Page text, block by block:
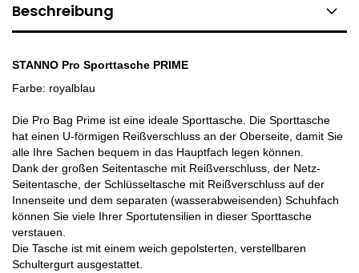
Beschreibung
STANNO Pro Sporttasche PRIME
Farbe: royalblau
Die Pro Bag Prime ist eine ideale Sporttasche. Die Sporttasche
hat einen U-förmigen Reißverschluss an der Oberseite, damit Sie
alle Ihre Sachen bequem in das Hauptfach legen können.
Dank der großen Seitentasche mit Reißverschluss, der Netz-
Seitentasche, der Schlüsseltasche mit Reißverschluss auf der
Innenseite und dem separaten (wasserabweisenden) Schuhfach
können Sie viele Ihrer Sportutensilien in dieser Sporttasche
verstauen.
Die Tasche ist mit einem weich gepolsterten, verstellbaren
Schultergurt ausgestattet.